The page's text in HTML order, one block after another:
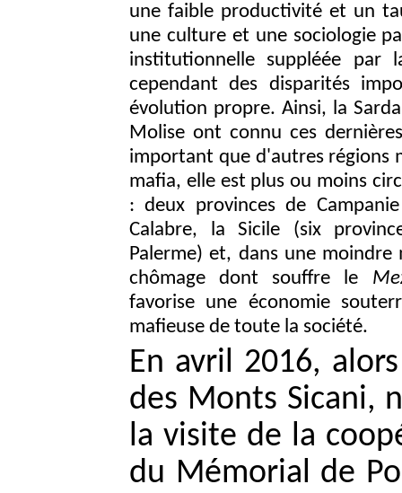
une faible productivité et un
une culture et une sociologie
institutionnelle suppléée par
cependant des disparités
évolution propre. Ainsi, la
Molise ont connu ces
important que d'autres régions
mafia, elle est plus ou moins
: deux provinces de
Calabre, la Sicile (six
Palerme) et, dans une
chômage dont souffre le
favorise une économie
mafieuse de toute la société.
En avril 2016,
des Monts Sicani,
la visite de la
du Mémorial de